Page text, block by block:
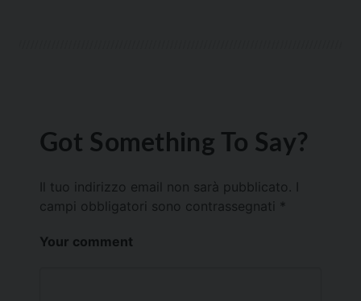
Got Something To Say?
Il tuo indirizzo email non sarà pubblicato.
campi obbligatori sono contrassegnati *
Your comment